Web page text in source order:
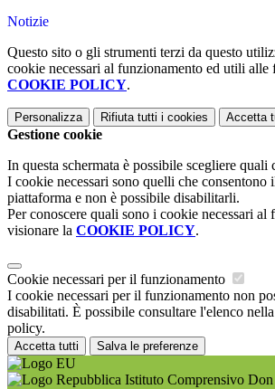
Notizie
Questo sito o gli strumenti terzi da questo
cookie necessari al funzionamento ed utili alle
COOKIE POLICY.
Personalizza Rifiuta tutti i cookies Accetta
Gestione cookie
In questa schermata è possibile scegliere quali
I cookie necessari sono quelli che consentono
piattaforma e non è possibile disabilitarli.
Per conoscere quali sono i cookie necessari al
visionare la COOKIE POLICY.
Cookie necessari per il funzionamento
I cookie necessari per il funzionamento non
disabilitati. È possibile consultare l'elenco
policy.
Accetta tutti Salva le preferenze
Istituto Comprensivo